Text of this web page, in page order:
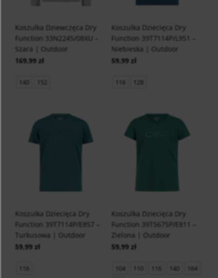
Koszulka Dziewczęca Dry
Function 33N2245/08XU –
Szara | Outdoor
169,99 zł
140 152
Koszulka Dziecięca Dry
Function 39T7114P/L951 –
Niebieska | Outdoor
59,99 zł
116 128
Koszulka Dziecięca Dry
Function 39T7114P/E857 –
Turkusowa | Outdoor
59,99 zł
116
Koszulka Dziecięca Dry
Function 39T5675P/E811 –
Zielona | Outdoor
59,99 zł
104 110 116 140
164